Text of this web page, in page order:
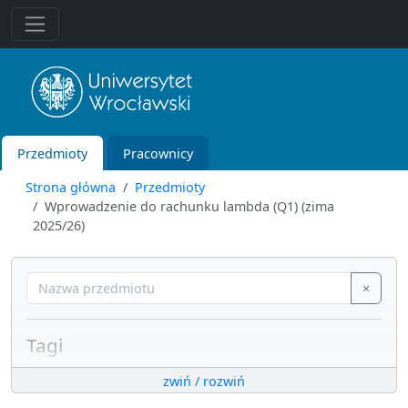
Przedmioty
Pracownicy
Strona główna
Przedmioty
Wprowadzenie do rachunku lambda (Q1) (zima
2025/26)
×
Tagi
systemy sieciowe i komputerowe
algorytmika i złożoność obliczeniowa
zwiń / rozwiń